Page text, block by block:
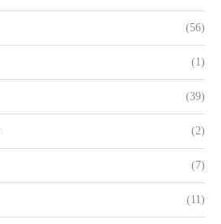
(56)
(1)
(39)
(2)
(7)
(11)